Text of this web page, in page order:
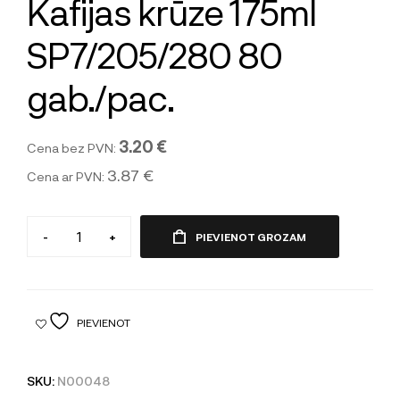
Kafijas krūze 175ml
SP7/205/280 80
gab./pac.
Cena bez PVN: 3.20 €
Cena ar PVN: 3.87 €
- + PIEVIENOT GROZAM
PIEVIENOT
SKU: N00048